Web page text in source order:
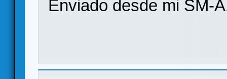
Enviado desde mi SM-